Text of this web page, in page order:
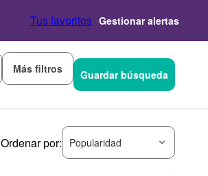
Tus favoritos Gestionar alertas
Más filtros Guardar búsqueda
Ordenar por: Popularidad